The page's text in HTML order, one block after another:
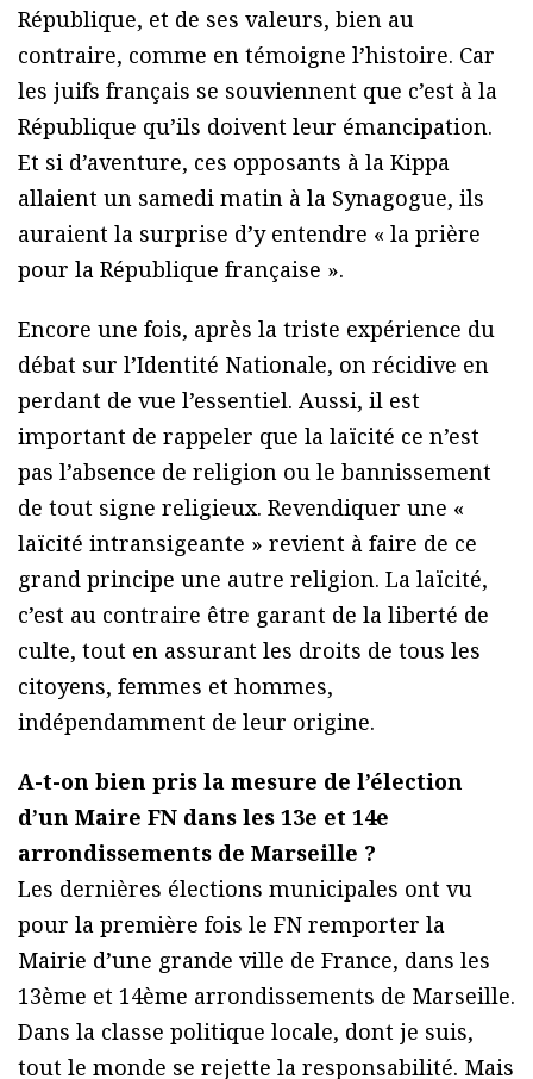
République, et de ses valeurs, bien au
contraire, comme en témoigne l’histoire. Car
les juifs français se souviennent que c’est à la
République qu’ils doivent leur émancipation.
Et si d’aventure, ces opposants à la Kippa
allaient un samedi matin à la Synagogue, ils
auraient la surprise d’y entendre « la prière
pour la République française ».
Encore une fois, après la triste expérience du
débat sur l’Identité Nationale, on récidive en
perdant de vue l’essentiel. Aussi, il est
important de rappeler que la laïcité ce n’est
pas l’absence de religion ou le bannissement
de tout signe religieux. Revendiquer une «
laïcité intransigeante » revient à faire de ce
grand principe une autre religion. La laïcité,
c’est au contraire être garant de la liberté de
culte, tout en assurant les droits de tous les
citoyens, femmes et hommes,
indépendamment de leur origine.
A-t-on bien pris la mesure de l’élection
d’un Maire FN dans les 13e et 14e
arrondissements de Marseille ?
Les dernières élections municipales ont vu
pour la première fois le FN remporter la
Mairie d’une grande ville de France, dans les
13ème et 14ème arrondissements de Marseille.
Dans la classe politique locale, dont je suis,
tout le monde se rejette la responsabilité. Mais